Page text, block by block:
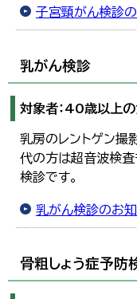
子宮頸がん検診
乳がん検診
対象者：40歳以上の
乳房のレントゲン撮
代の方は超音波検
検診です。
乳がん検診のお
骨粗しょう症予防